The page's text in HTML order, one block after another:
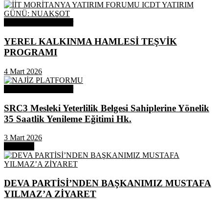
YEREL KALKINMA HAMLESİ TEŞVİK
PROGRAMI
4 Mart 2026
SRC3 Mesleki Yeterlilik Belgesi Sahiplerine Yönelik
35 Saatlik Yenileme Eğitimi Hk.
3 Mart 2026
DEVA PARTİSİ’NDEN BAŞKANIMIZ MUSTAFA
YILMAZ’A ZİYARET